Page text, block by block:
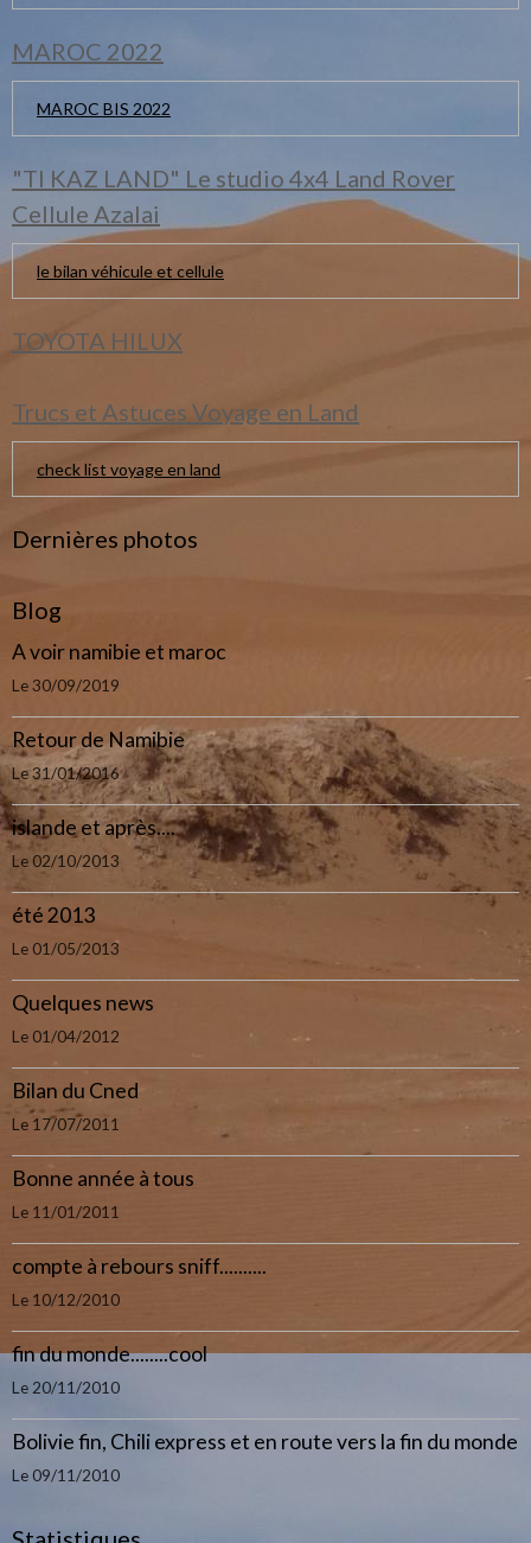
MAROC 2022
MAROC BIS 2022
"TI KAZ LAND" Le studio 4x4 Land Rover
Cellule Azalai
le bilan véhicule et cellule
TOYOTA HILUX
Trucs et Astuces Voyage en Land
check list voyage en land
Dernières photos
Blog
A voir namibie et maroc
Le 30/09/2019
Retour de Namibie
Le 31/01/2016
islande et après....
Le 02/10/2013
été 2013
Le 01/05/2013
Quelques news
Le 01/04/2012
Bilan du Cned
Le 17/07/2011
Bonne année à tous
Le 11/01/2011
compte à rebours sniff..........
Le 10/12/2010
fin du monde........cool
Le 20/11/2010
Bolivie fin, Chili express et en route vers la fin du monde
Le 09/11/2010